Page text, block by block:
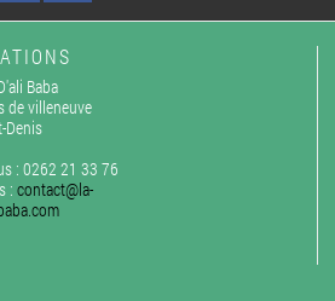
Baba
de villeneuve
Denis
: 0262 21 33 76
: contact@la-